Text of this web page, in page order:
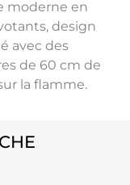
moderne en
design
avec des
de 60 cm de
la flamme.